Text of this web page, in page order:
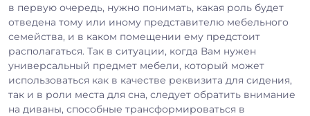
в первую очередь, нужно понимать, какая роль будет
отведена тому или иному представителю мебельного
семейства, и в каком помещении ему предстоит
располагаться. Так в ситуации, когда Вам нужен
универсальный предмет мебели, который может
использоваться как в качестве реквизита для сидения,
так и в роли места для сна, следует обратить внимание
на диваны, способные трансформироваться в